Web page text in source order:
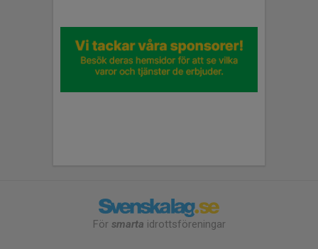
För smarta idrottsföreningar